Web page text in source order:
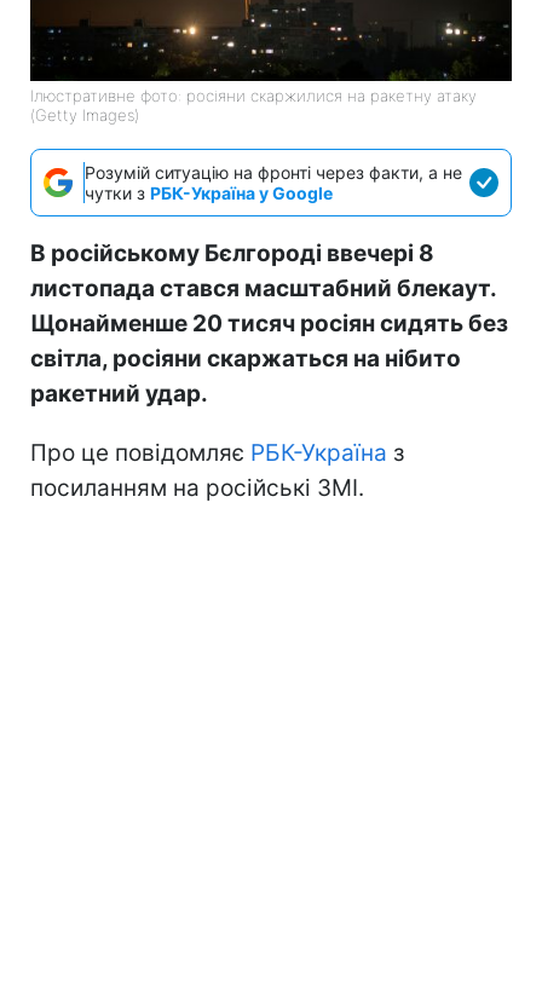
Ілюстративне фото: росіяни скаржилися на ракетну атаку
(Getty Images)
Розумій ситуацію на фронті через факти, а не
чутки з РБК-Україна у Google
В російському Бєлгороді ввечері 8
листопада стався масштабний блекаут.
Щонайменше 20 тисяч росіян сидять без
світла, росіяни скаржаться на нібито
ракетний удар.
Про це повідомляє РБК-Україна з
посиланням на російські ЗМІ.